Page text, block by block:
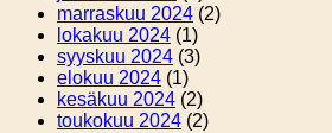
marraskuu 2024 (2)
lokakuu 2024 (1)
syyskuu 2024 (3)
elokuu 2024 (1)
kesäkuu 2024 (2)
toukokuu 2024 (2)